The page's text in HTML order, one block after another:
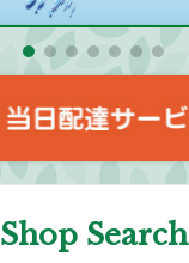
Shop Search